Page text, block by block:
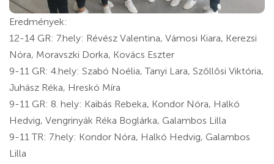
Eredmények:
12-14 GR: 7.hely: Révész Valentina, Vámosi Kiara, Kerezsi
Nóra, Moravszki Dorka, Kovács Eszter
9-11 GR: 4.hely: Szabó Noélia, Tanyi Lara, Szőllősi Viktória,
Juhász Réka, Hreskó Míra
9-11 GR: 8. hely: Kaibás Rebeka, Kondor Nóra, Halkó
Hedvig, Vengrinyák Réka Boglárka, Galambos Lilla
9-11 TR: 7.hely: Kondor Nóra, Halkó Hedvig, Galambos
Lilla